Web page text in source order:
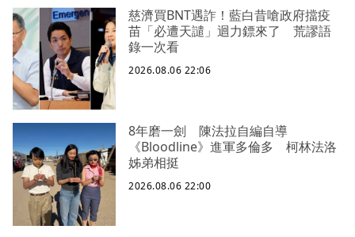
慈濟買BNT遇詐！藍白昔嗆政府擋疫
苗「必遭天譴」迴力鏢來了 荒謬語
錄一次看
2026.08.06 22:06
8年磨一劍 陳法拉自編自導
《Bloodline》進軍多倫多 柯林法洛
姊弟相挺
2026.08.06 22:00